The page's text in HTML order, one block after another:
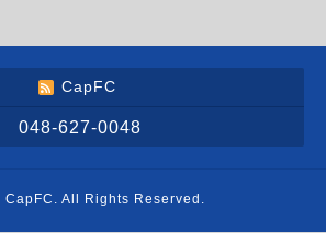
CapFC
048-627-0048
CapFC . All Rights Reserved.